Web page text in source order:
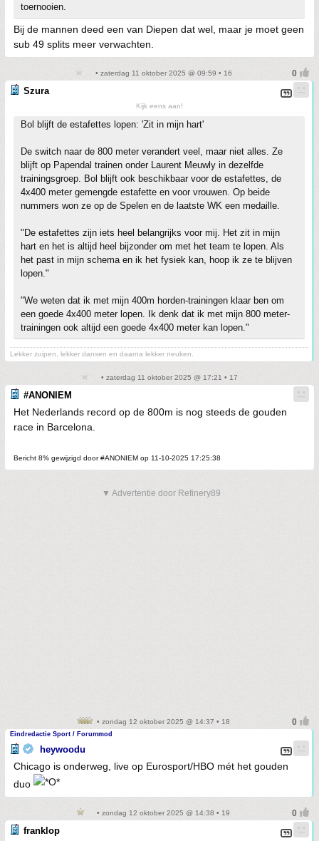
toernooien.
Bij de mannen deed een van Diepen dat wel, maar je moet geen
sub 49 splits meer verwachten.
• zaterdag 11 oktober 2025 @ 09:59 • 16
Szura
Kijk eens aan!
Bol blijft de estafettes lopen: 'Zit in mijn hart'
De switch naar de 800 meter verandert veel, maar niet alles. Ze
blijft op Papendal trainen onder Laurent Meuwly in dezelfde
trainingsgroep. Bol blijft ook beschikbaar voor de estafettes, de
4x400 meter gemengde estafette en voor vrouwen. Op beide
nummers won ze op de Spelen en de laatste WK een medaille.
"De estafettes zijn iets heel belangrijks voor mij. Het zit in mijn
hart en het is altijd heel bijzonder om met het team te lopen. Als
het past in mijn schema en ik het fysiek kan, hoop ik ze te blijven
lopen."
"We weten dat ik met mijn 400m horden-trainingen klaar ben om
een goede 4x400 meter lopen. Ik denk dat ik met mijn 800 meter-
trainingen ook altijd een goede 4x400 meter kan lopen."
Lekker zuipen, lekker dansen en daarna lekker neuken.
• zaterdag 11 oktober 2025 @ 17:21 • 17
#ANONIEM
Het Nederlands record op de 800m is nog steeds de gouden
race in Barcelona.
Bericht 8% gewijzigd door #ANONIEM op 11-10-2025 17:25:38
▼ Advertentie door Refinery89
• zondag 12 oktober 2025 @ 14:37 • 18
Eindredactie Sport / Forummod
heywoodu
Chicago is onderweg, live op Eurosport/HBO mét het gouden
duo
• zondag 12 oktober 2025 @ 14:38 • 19
franklop